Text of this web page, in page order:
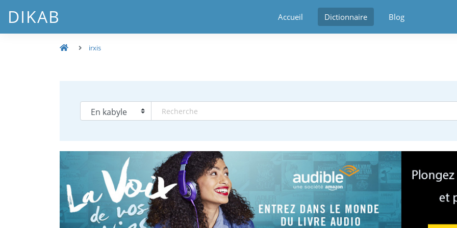
DIKAB Accueil Dictionnaire Blog
irxis